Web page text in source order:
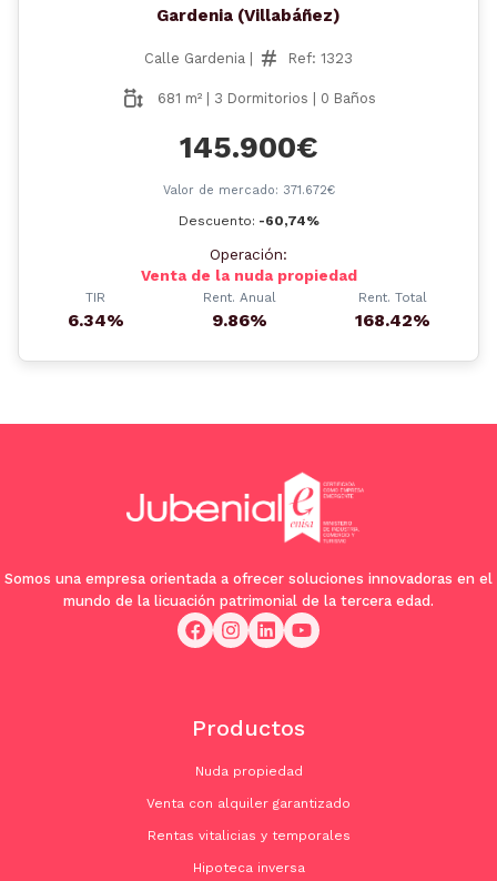
Gardenia (Villabáñez)
Calle Gardenia | Ref: 1323
681 m² | 3 Dormitorios | 0 Baños
145.900€
Valor de mercado: 371.672€
Descuento: -60,74%
Operación:
Venta de la nuda propiedad
TIR
6.34%
Rent. Anual
9.86%
Rent. Total
168.42%
Somos una empresa orientada a ofrecer soluciones innovadoras en el
mundo de la licuación patrimonial de la tercera edad.
Productos
Nuda propiedad
Venta con alquiler garantizado
Rentas vitalicias y temporales
Hipoteca inversa